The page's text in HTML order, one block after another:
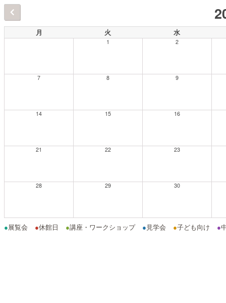
月 火 水
1 2
7 8 9
14 15 16
21 22 23
28 29 30
●展覧会 ●休館日 ●講座・ワークショップ ● 見学会 ●子ども向け ●